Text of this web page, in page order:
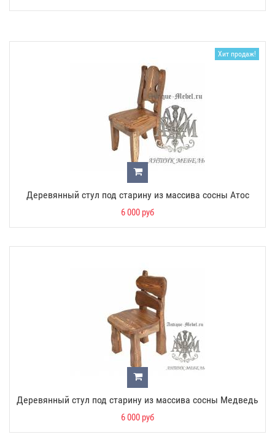
Хит продаж!
Деревянный стул под старину из массива сосны Атос
6 000 руб
Деревянный стул под старину из массива сосны Медведь
6 000 руб